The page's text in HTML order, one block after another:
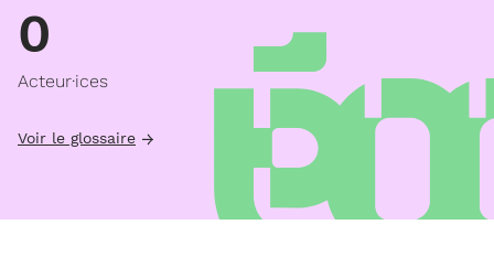
0
Acteur·ices
Voir le glossaire